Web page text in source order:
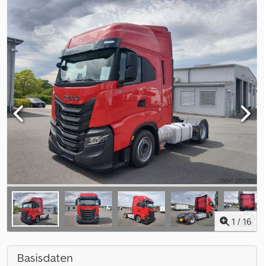
1 / 16
Basisdaten